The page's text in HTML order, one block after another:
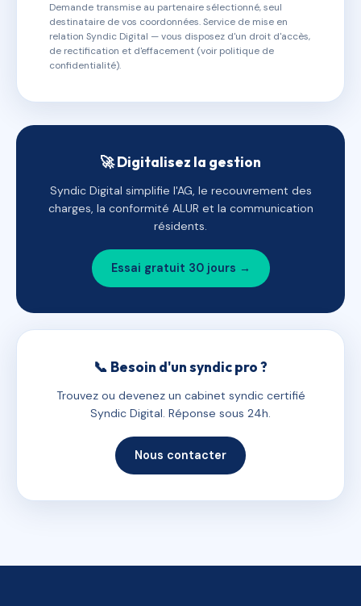
Demande transmise au partenaire sélectionné, seul
destinataire de vos coordonnées. Service de mise en
relation Syndic Digital — vous disposez d'un droit d'accès,
de rectification et d'effacement (voir politique de
confidentialité).
🚀 Digitalisez la gestion
Syndic Digital simplifie l'AG, le recouvrement des
charges, la conformité ALUR et la communication
résidents.
Essai gratuit 30 jours →
📞 Besoin d'un syndic pro ?
Trouvez ou devenez un cabinet syndic certifié
Syndic Digital. Réponse sous 24h.
Nous contacter